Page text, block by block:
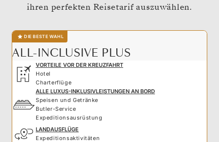
ihren perfekten Reisetarif auszuwählen.
DIE BESTE WAHL
ALL-INCLUSIVE PLUS
VORTEILE VOR DER KREUZFAHRT
Hotel
Charterflüge
ALLE LUXUS-INKLUSIVLEISTUNGEN AN BORD
Speisen und Getränke
Butler-Service
Expeditionsausrüstung
LANDAUSFLÜGE
Expeditionsaktivitäten